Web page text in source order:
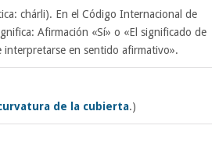
chárli). En el Código Internacional de
Afirmación «Sí» o «El significado de
interpretarse en sentido afirmativo».
de la cubierta.)